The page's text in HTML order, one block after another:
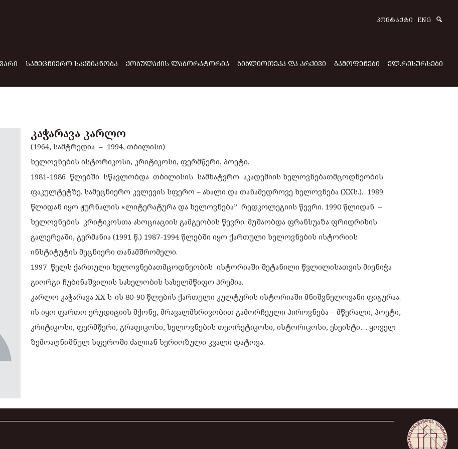
ᲙᲝᲜᲢᲐᲥᲢᲘ ENG
ᲡᲐᲛᲔᲪᲜᲘᲔᲠᲝ ᲡᲐᲥᲛᲘᲐᲜᲝᲑᲐ ᲥᲝᲑᲣᲚᲐᲫᲘᲡ ᲚᲐᲑᲝᲠᲐᲢᲝᲠᲘᲐ ᲑᲘᲑᲚᲘᲝᲗᲔᲙᲐ ᲓᲐ ᲐᲠᲥᲘᲕᲘ ᲒᲐᲛᲝᲤᲔᲜᲔᲑᲘ ᲔᲚ.ᲠᲔᲡᲣᲠᲡᲔᲑᲘ
კაჭარავა კარლო
(1964, სამტრედია – 1994, თბილისი)
ხელოვნების ისტორიკოსი, კრიტიკოსი, ფერმწერი, პოეტი.
1981-1986 წლებში სწავლობდა თბილისის სამხატვრო აკადემიის ხელოვნებათმცოდნეობის
ფაკულტეტზე. სამეცნიერო კვლევის სფერო – ახალი და თანამედროვე ხელოვნება (XXს.). 1989
წლიდან იყო ჟურნალის «ლიტერატურა და ხელოვნება” რედკოლეგიის წევრი. 1990 წლიდან –
ხელოვნების კრიტიკოსთა ასოციაციის გამგეობის წევრი. მუშაობდა ფრანსუაზა ფრიდრიხის
გალერეაში, გერმანია (1991 წ.) 1987-1994 წლებში იყო ქართული ხელოვნების ისტორიის
ინსტიტუტის მეცნიერი თანამშრომელი.
1997 წელს ქართული ხელოვნებათმცოდნეობის ისტორიაში შეტანილი წვლილისათვის მიენიჭა
გიორგი ჩუბინაშვილის სახელობის სახელმწიფო პრემია.
კარლო კაჭარავა XX ს-ის 80-90 წლების ქართული კულტურის ისტორიაში მნიშვნელოვანი ფიგურაა.
ის იყო ფართო ერუდიციის მქონე, მრავალმხრივობით გამორჩეული პიროვნება – მწერალი, პოეტი,
კრიტიკოსი, ფერმწერი, გრაფიკოსი, ხელოვნების თეორეტიკოსი, ისტორიკოსი, ესეისტი… ყოველ
ზემოაღნიშნულ სფეროში ძალიან სერიოზული კვალი დატოვა.